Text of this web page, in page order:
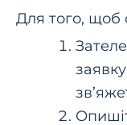
Для того, щоб